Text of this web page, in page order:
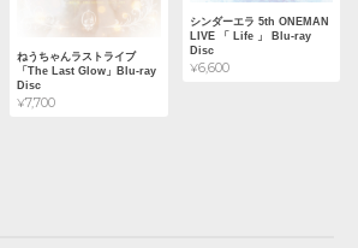
ねうちゃんラストライブ
「The Last Glow」Blu-ray
Disc
¥7,700
シンダーエラ 5th ONEMAN
LIVE 「 Life 」 Blu-ray
Disc
¥6,600